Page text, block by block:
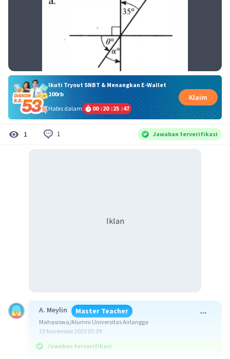
Ikuti Tryout SNBT & Menangkan E-Wallet
100rb
Habis dalam
00 :20 :25 :47
Klaim
1 1 Jawaban terverifikasi
Iklan
A. Meylin Master Teacher
Mahasiswa/Alumni Universitas Airlangga
23 November 2023 03:39
Jawaban terverifikasi